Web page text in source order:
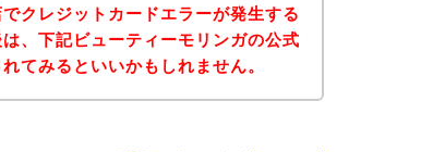
クレジットカードエラーが発生する
、下記ビューティーモリンガの公式
てみるといいかもしれません。